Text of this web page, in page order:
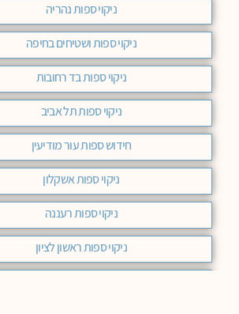
ניקוי ספות נהריה
ניקוי ספות ושטיחים בחיפה
ניקוי ספות בד רחובות
ניקוי ספות תל אביב
חידוש ספות עור מודיעין
ניקוי ספות אשקלון
ניקוי ספות רעננה
ניקוי ספות ראשון לציון